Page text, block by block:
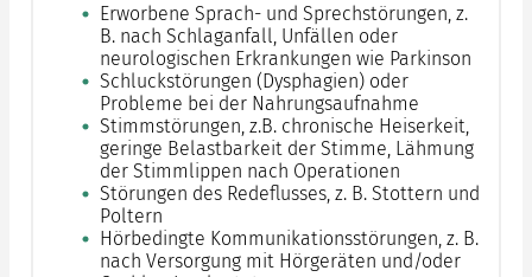
Erworbene Sprach- und Sprechstörungen, z.
B. nach Schlaganfall, Unfällen oder
neurologischen Erkrankungen wie Parkinson
Schluckstörungen (Dysphagien) oder
Probleme bei der Nahrungsaufnahme
Stimmstörungen, z.B. chronische Heiserkeit,
geringe Belastbarkeit der Stimme, Lähmung
der Stimmlippen nach Operationen
Störungen des Redeflusses, z. B. Stottern und
Poltern
Hörbedingte Kommunikationsstörungen, z. B.
nach Versorgung mit Hörgeräten und/oder